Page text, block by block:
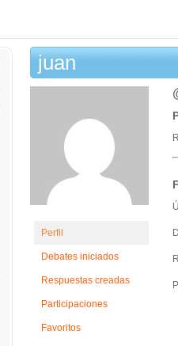
juan
Perfil
Debates iniciados
Respuestas creadas
Participaciones
Favoritos